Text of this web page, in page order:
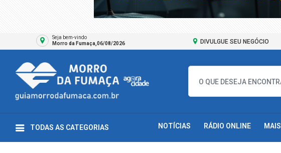
Seja bem-vindo
Morro da Fumaça,06/08/2026
DIVULGUE SEU NEGÓCIO
TODAS AS CATEGORIAS NOTÍCIAS RÁDIO ONLINE MAIS